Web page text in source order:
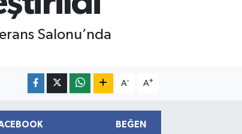
Salonu’nda
A- A+
BEĞEN